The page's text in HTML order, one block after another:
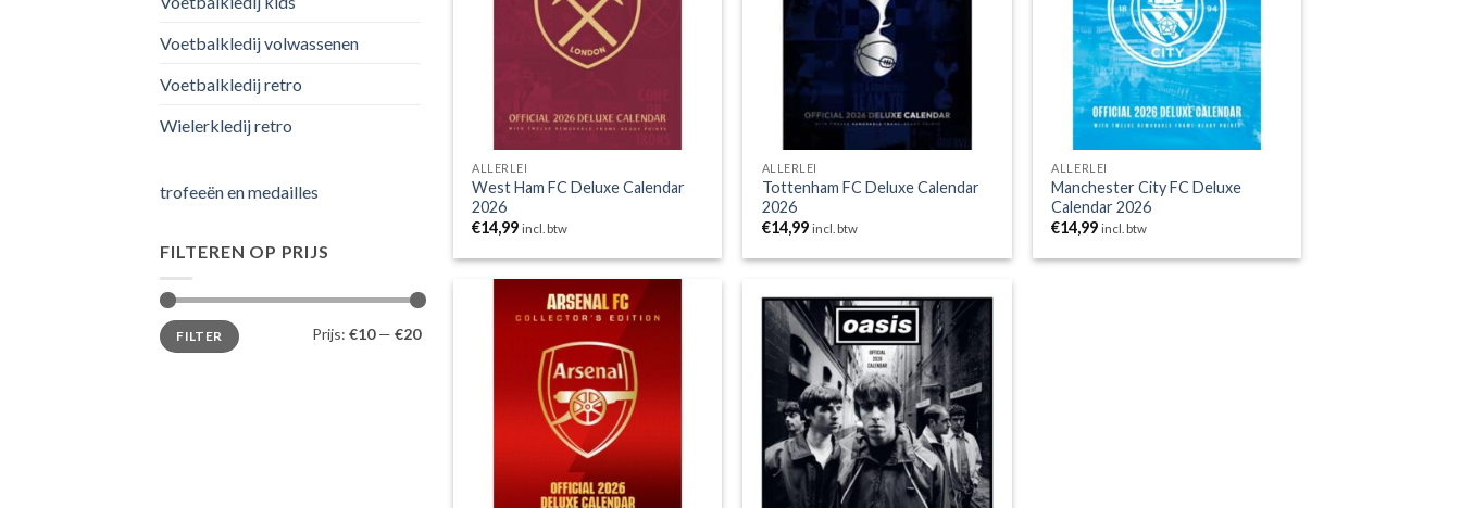
Voetbalkledij volwassenen
Voetbalkledij retro
Wielerkledij retro
trofeeën en medailles
FILTEREN OP PRIJS
Min.
prijs
Max.
prijsFILTER Prijs: €10— €20
ALLERLEI
West Ham FC Deluxe Calendar
2026
€14,99 incl. btw
ALLERLEI
Tottenham FC Deluxe Calendar
2026
€14,99 incl. btw
ALLERLEI
Manchester City FC Deluxe
Calendar 2026
€14,99 incl. btw
Toevoegen
aan
wenslijst